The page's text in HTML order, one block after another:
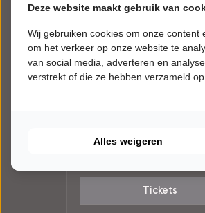
VRIJDAG 19 FEBRUARI 2027 •
Ankeveen
Tickets
Deze website maakt gebruik van
Wij gebruiken cookies om onze
om het verkeer op onze website te
van social media, adverteren en
verstrekt of die ze hebben verzameld
Alles weigeren